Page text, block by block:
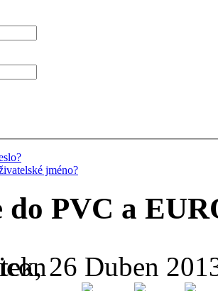
jméno?
do PVC a
26 Duben